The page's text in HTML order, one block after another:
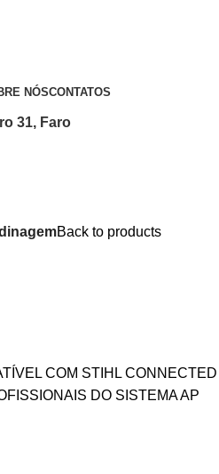
NÓSCONTATOS
31, Faro
Back to products
COM STIHL CONNECTED
DO SISTEMA AP